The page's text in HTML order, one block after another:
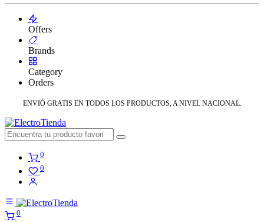
Offers
Brands
Category
Orders
ENVIÓ GRATIS EN TODOS LOS PRODUCTOS, A NIVEL NACIONAL.
0
0
0